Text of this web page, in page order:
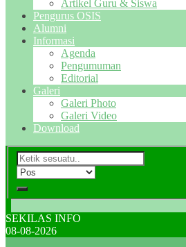
Artikel Guru & Siswa
Pengurus OSIS
Alumni
Informasi
Agenda
Pengumuman
Editorial
Galeri
Galeri Photo
Galeri Video
Download
SEKILAS INFO
08-08-2026